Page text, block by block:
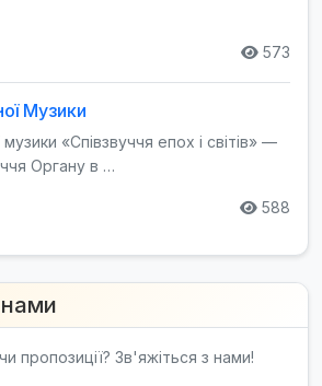
573
Музики
«Співзвуччя епох і світів» —
Органу в …
588
нами
пропозиції? Зв'яжіться з нами!